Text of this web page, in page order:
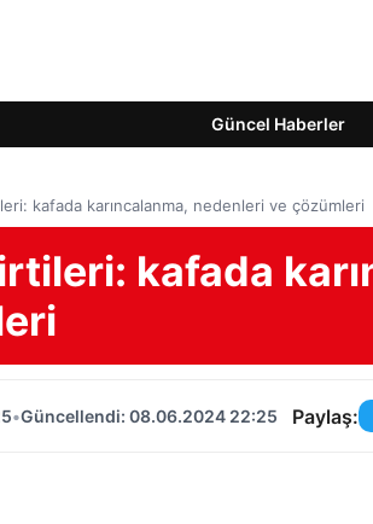
Güncel Haberler
kafada karıncalanma, nedenleri ve çözümleri
kafada
•Güncellendi: 08.06.2024 22:25 Paylaş: